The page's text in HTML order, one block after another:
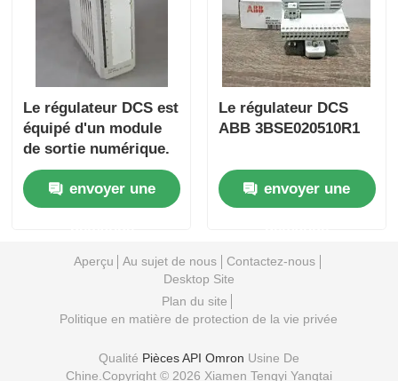
Yokogawa Stardom PLC est une société
Hima Sécurité Plc
Foxboro PLC
PLC d'ICS Triplex
PLC de Woodward
Module de PLC de Schneider
Module de génie Fanuc
Le régulateur DCS est
équipé d'un module
de sortie numérique.
envoyer une
Le régulateur DCS
ABB 3BSE020510R1
envoyer une
Aperçu Au sujet de nous
Contactez-nous
Desktop Site
Plan du site
Politique en matière de protection de la vie privée
Qualité Pièces API Omron Usine De
Chine.Copyright © 2026 Xiamen Tengyi Yangtai